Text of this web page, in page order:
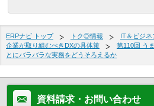
ERPナビ トップ トク◎情報 IT＆ビジネ
企業が取り組むべきDXの具体策
第110回 う
とにバラバラな実務をどうそろえるか
資料請求・お問い合わせ